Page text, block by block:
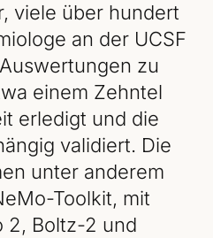
viele über hundert
an der UCSF
zu
einem Zehntel
erledigt und die
validiert. Die
unter anderem
Toolkit, mit
2, Boltz-2 und